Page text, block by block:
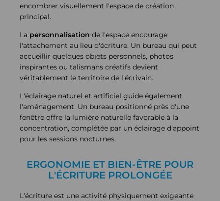
encombrer visuellement l'espace de création
principal.
La personnalisation de l'espace encourage
l'attachement au lieu d'écriture. Un bureau qui peut
accueillir quelques objets personnels, photos
inspirantes ou talismans créatifs devient
véritablement le territoire de l'écrivain.
L'éclairage naturel et artificiel guide également
l'aménagement. Un bureau positionné près d'une
fenêtre offre la lumière naturelle favorable à la
concentration, complétée par un éclairage d'appoint
pour les sessions nocturnes.
ERGONOMIE ET BIEN-ÊTRE POUR
L'ÉCRITURE PROLONGÉE
L'écriture est une activité physiquement exigeante